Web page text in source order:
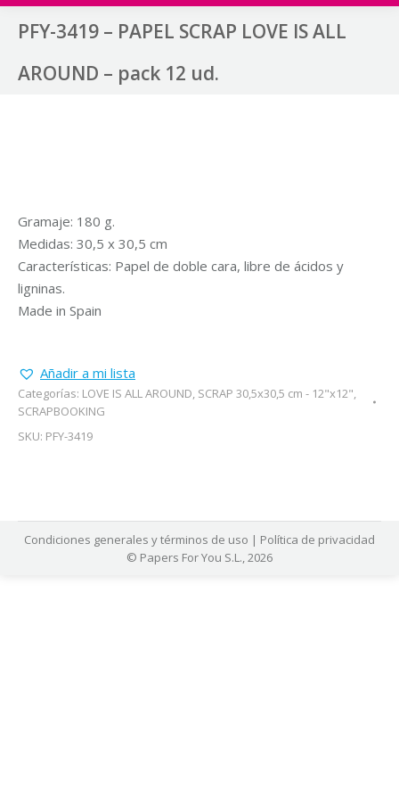
PFY-3419 – PAPEL SCRAP LOVE IS ALL
AROUND – pack 12 ud.
Gramaje: 180 g.
Medidas: 30,5 x 30,5 cm
Características: Papel de doble cara, libre de ácidos y
ligninas.
Made in Spain
Añadir a mi lista
Categorías: LOVE IS ALL AROUND, SCRAP 30,5x30,5 cm - 12"x12",
SCRAPBOOKING
SKU: PFY-3419
Condiciones generales y términos de uso | Política de privacidad
© Papers For You S.L., 2026